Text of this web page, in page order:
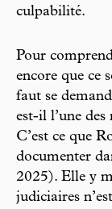
culpabilité.
Pour
encore que ce
faut se
est-il l’une
C’est ce que
documenter
2025). Elle y
judiciaires